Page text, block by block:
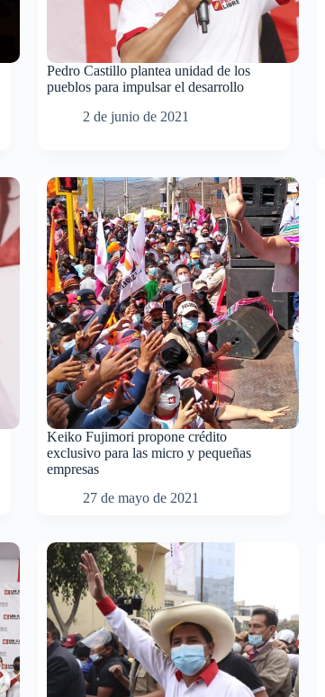
Pedro Castillo plantea unidad de los
pueblos para impulsar el desarrollo
2 de junio de 2021
Keiko Fujimori propone crédito
exclusivo para las micro y pequeñas
empresas
27 de mayo de 2021